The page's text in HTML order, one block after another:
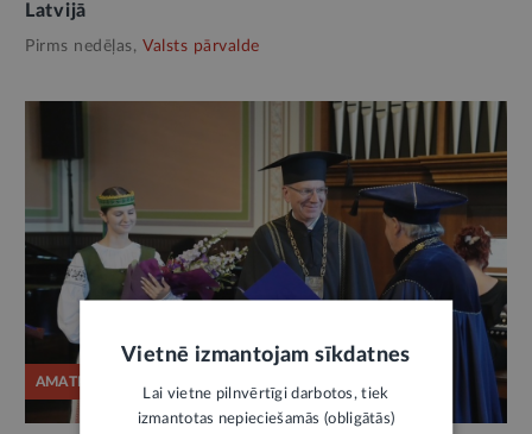
Latvijā
Pirms nedēļas, Valsts pārvalde
AMATPERSONAS RUNA
Vietnē izmantojam sīkdatnes
Lai vietne pilnvērtīgi darbotos, tiek
izmantotas nepieciešamās (obligātās)